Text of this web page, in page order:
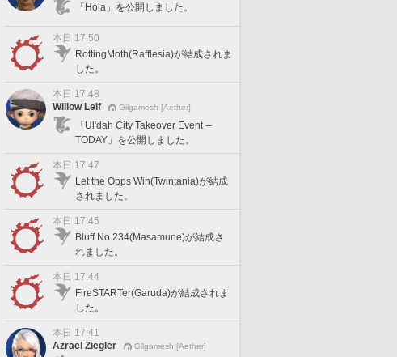
「Hola」を公開しました。
本日 17:50
RottingMoth(Rafflesia)が結成されま
した。
本日 17:48
Willow Leif
Gilgamesh [Aether]
「Ul'dah City Takeover Event --
TODAY」を公開しました。
本日 17:47
Let the Opps Win(Twintania)が結成
されました。
本日 17:45
Bluff No.234(Masamune)が結成さ
れました。
本日 17:44
FireSTARTer(Garuda)が結成されま
した。
本日 17:41
Azrael Ziegler
Gilgamesh [Aether]